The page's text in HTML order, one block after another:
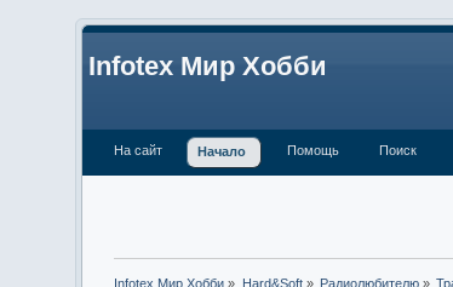
Infotex Мир Хобби
На сайт Начало Помощь Поиск
Infotex Мир Хобби » Hard&Soft» Радиолюбителю »